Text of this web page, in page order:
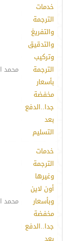
خدمات
الترجمة
والتفريغ
والتدقيق
وتركيب
الترجمة
بأسعار
مخفضة
جدا..الدفع
بعد
التسليم
محمد ا
خدمات
الترجمة
وغيرها
أون لاين
وبأسعار
مخفضة
جدا..الدفع
محمد ا